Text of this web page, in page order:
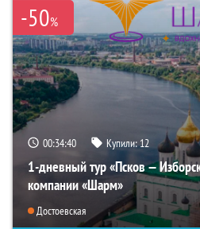
-50%
00:34:38 Купили:12
1-дневный тур «Псков —
компании «Шарм»
Достоевская